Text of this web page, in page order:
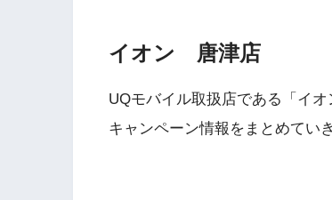
イオン 唐津店
UQモバイル取扱店である「イ
キャンペーン情報をまとめてい